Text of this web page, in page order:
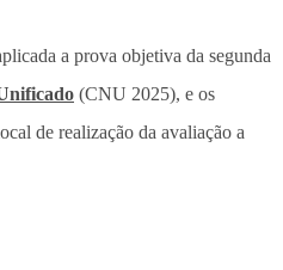
a prova objetiva da segunda
(CNU 2025), e os
de realização da avaliação a